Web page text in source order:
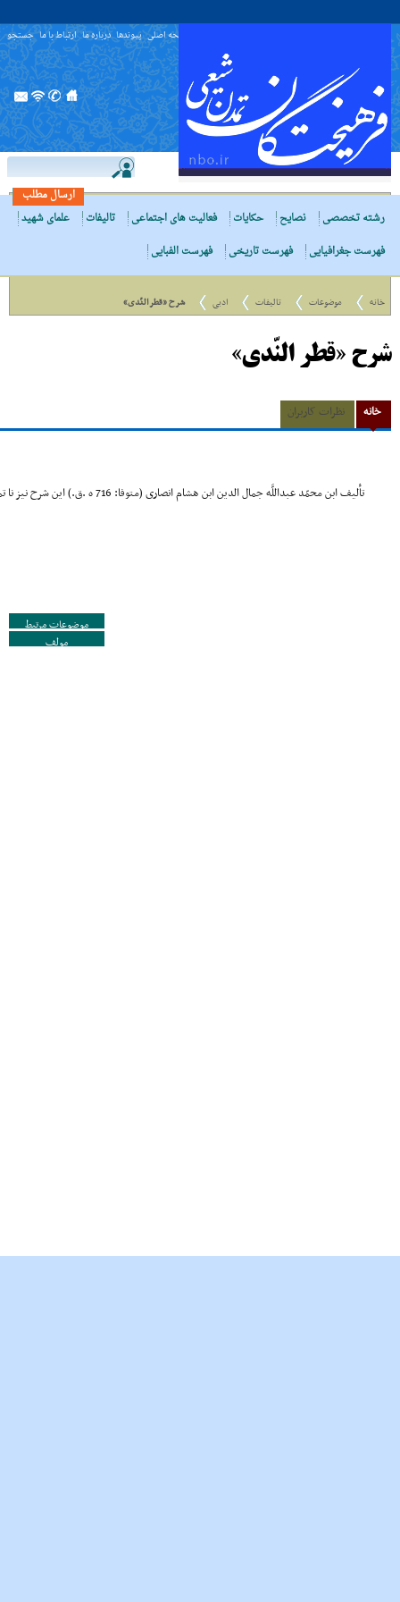
صفحه اصلی پیوندها درباره ما ارتباط با ما جستجو
ارسال مطلب
رشته تخصصی
نصایح حکایات فعالیت های اجتماعی تالیفات
علمای شهید
فهرست جغرافیایی
فهرست تاریخی فهرست الفبایی
خانه موضوعات تالیفات ادبی شرح «قطر النّدى»
شرح «قطر النّدى»
خانه نظرات کاربران
تألیف ابن محمّد عبداللَّه جمال الدین ابن هشام انصارى (متوفا: 716 ه .ق.) این شرح نیز نا تمام است
موضوعات مرتبط
مولف